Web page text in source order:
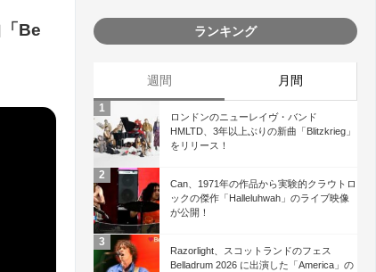
Be
ランキング
週間 月間
ロンドンのニューレイヴ・バンド
HMLTD、3年以上ぶりの新曲「Blitzkrieg」
をリリース！
Can、1971年の作品から実験的クラウトロ
ックの傑作「Halleluhwah」のライブ映像
が公開！
Razorlight、スコットランドのフェス
Belladrum 2026 に出演した「America」の